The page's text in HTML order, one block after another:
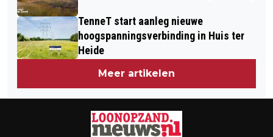
TenneT start aanleg nieuwe
hoogspanningsverbinding in Huis ter
Heide
Meer artikelen